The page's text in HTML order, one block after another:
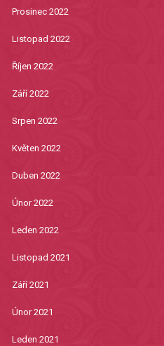
Prosinec 2022
Listopad 2022
Říjen 2022
Září 2022
Srpen 2022
Květen 2022
Duben 2022
Únor 2022
Leden 2022
Listopad 2021
Září 2021
Únor 2021
Leden 2021